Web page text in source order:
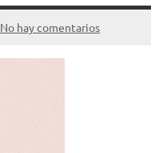
No hay comentarios